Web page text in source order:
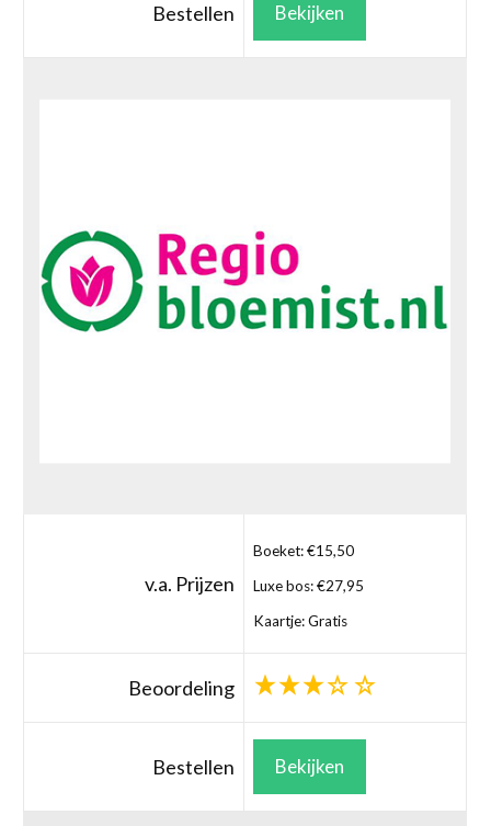
Bestellen Bekijken
v.a. Prijzen
Boeket: €15,50
Luxe bos: €27,95
Kaartje: Gratis
Beoordeling
Bestellen Bekijken